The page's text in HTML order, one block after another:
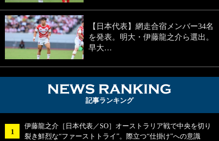
【日本代表】網走合宿メンバー34名
を発表。明大・伊藤龍之介ら選出。
早大…
記事ランキング
伊藤龍之介［日本代表／SO］オーストラリア戦で中央を切り
裂き鮮烈な“ファーストトライ”。際立つ“仕掛け”への意識